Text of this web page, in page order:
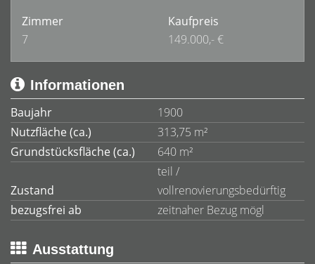
Zimmer
7
Kaufpreis
149.000,- €
Informationen
Baujahr
1900
Nutzfläche (ca.)
313,75 m²
Grundstücksfläche (ca.)
640 m²
Zustand
teil /
vollrenovierungsbedürftig
bezugsfrei ab
zeitnaher Bezug mögl
Ausstattung